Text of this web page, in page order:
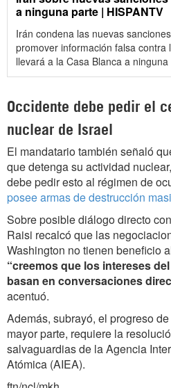
a ninguna parte | HISPANTV
Irán condena las nuevas
promover información falsa contra
llevará a la Casa Blanca a ninguna
Occidente debe pedir el
nuclear de Israel
El mandatario también señaló
que detenga su actividad
debe pedir esto al régimen de
posee armas de destrucción
Sobre posible diálogo directo
Raisi recalcó que las
Washington no tienen beneficio
“creemos que los intereses
basan en conversaciones
acentuó.
Además, subrayó, el progreso
mayor parte, requiere la
salvaguardias de la Agencia
Atómica (AIEA).